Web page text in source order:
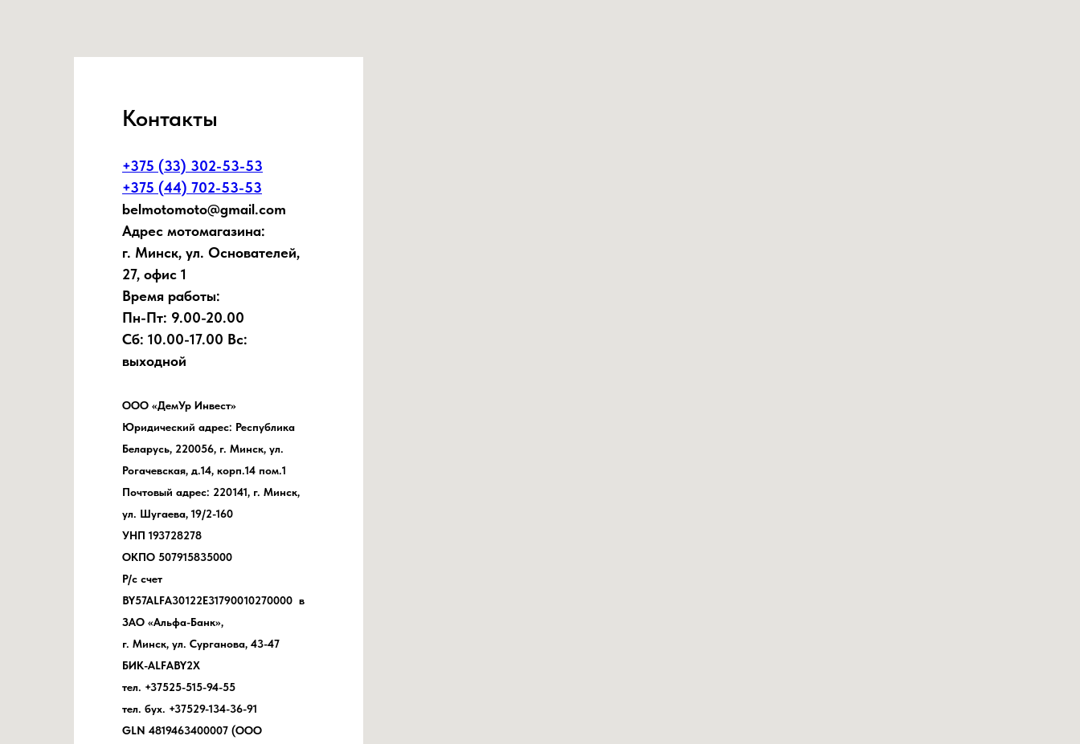
Контакты
+375 (33) 302-53-53
+375 (44) 702-53-53
belmotomoto@gmail.com
Адрес мотомагазина:
г. Минск, ул. Основателей,
27, офис 1
Время работы:
Пн-Пт: 9.00-20.00
Сб: 10.00-17.00 Вс:
выходной
ООО «ДемУр Инвест»
Юридический адрес: Республика
Беларусь, 220056, г. Минск, ул.
Рогачевская, д.14, корп.14 пом.1
Почтовый адрес: 220141, г. Минск,
ул. Шугаева, 19/2-160
УНП 193728278
ОКПО 507915835000
Р/с счет
BY57ALFA30122E31790010270000 в
ЗАО «Альфа-Банк»,
г. Минск, ул. Сурганова, 43-47
БИК-ALFABY2X
тел. +37525-515-94-55
тел. бух. +37529-134-36-91
GLN 4819463400007 (ООО